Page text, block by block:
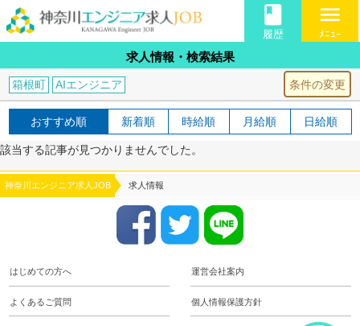
book
履歴
menu
ﾒﾆｭｰ
求人情報・検索結果
条件の変更
箱根町 AIエンジニア
おすすめ順 新着順 時給順 月給順 日給順
該当する記事が見つかりませんでした。
神奈川エンジニア求人JOB 求人情報
はじめての方へ 運営会社案内
よくあるご質問 個人情報保護方針